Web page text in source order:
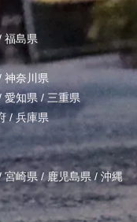
福島県
神奈川県
愛知県 / 三重県
/兵庫県
宮崎県 /鹿児島県 / 沖縄